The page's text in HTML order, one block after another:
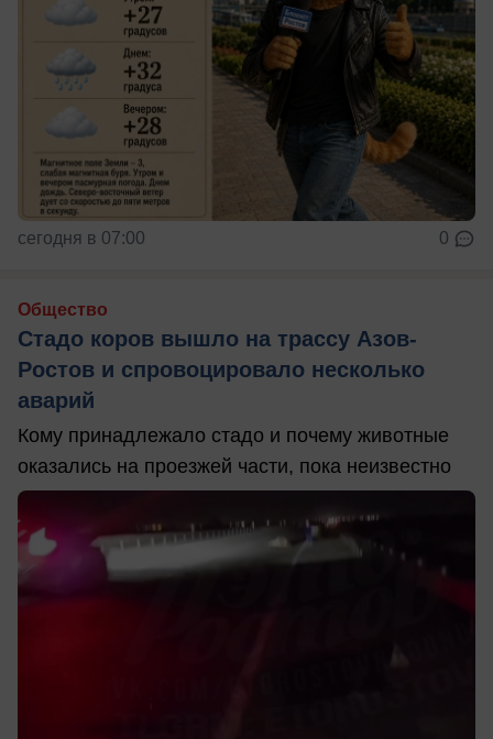
сегодня в 07:00 0
Общество
Стадо коров вышло на трассу Азов-
Ростов и спровоцировало несколько
аварий
Кому принадлежало стадо и почему животные
оказались на проезжей части, пока неизвестно